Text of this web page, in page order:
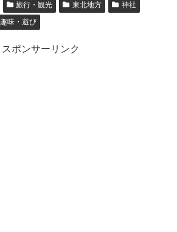
旅行・観光 東北地方
神社
趣味・遊び
スポンサーリンク